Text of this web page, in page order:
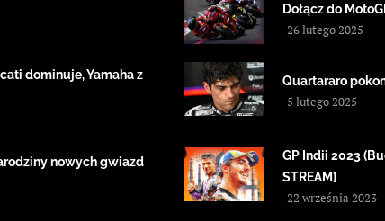
Dołącz do
26 lutego 2025
dominuje, Yamaha z
Quartararo
5 lutego 2025
nowych gwiazd
GP Indii 2023
STREAM]
22 września 2023